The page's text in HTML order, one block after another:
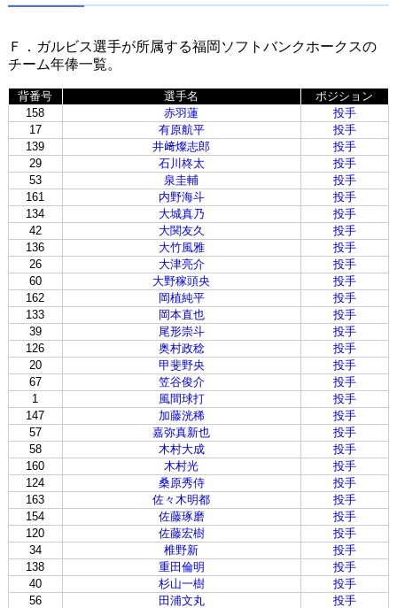
Ｆ．ガルビス選手が所属する福岡ソフトバンクホークスの
チーム年俸一覧。
背番号 選手名
ポジション
158
赤羽蓮
投手
17
有原航平
投手
139
井﨑燦志郎
投手
29
石川柊太
投手
53
泉圭輔
投手
161
内野海斗
投手
134
大城真乃
投手
42
大関友久
投手
136
大竹風雅
投手
26
大津亮介
投手
60
大野稼頭央
投手
162
岡植純平
投手
133
岡本直也
投手
39
尾形崇斗
投手
126
奥村政稔
投手
20
甲斐野央
投手
67
笠谷俊介
投手
1
風間球打
投手
147
加藤洸稀
投手
57
嘉弥真新也
投手
58
木村大成
投手
160
木村光
投手
124
桑原秀侍
投手
163
佐々木明都
投手
154
佐藤琢磨
投手
120
佐藤宏樹
投手
34
椎野新
投手
138
重田倫明
投手
40
杉山一樹
投手
56
田浦文丸 投手